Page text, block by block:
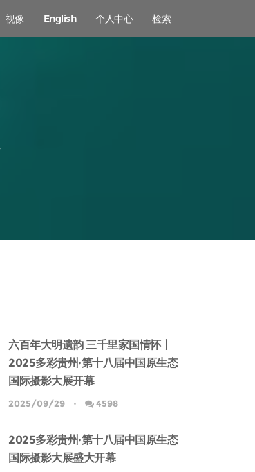
视像 English 个人中心 检索
六百年大明遗韵 三千里家国情怀丨
2025多彩贵州·第十八届中国原生态
国际摄影大展开幕
2025/09/29 4598
2025多彩贵州·第十八届中国原生态
国际摄影大展盛大开幕